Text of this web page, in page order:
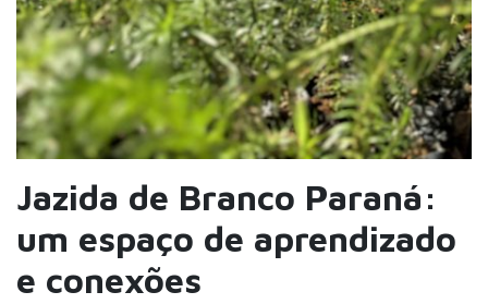
Jazida de Branco Paraná:
um espaço de aprendizado
e conexões